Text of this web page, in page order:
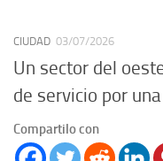
CIUDAD 03/07/2026
Un sector del
de servicio por
Compartilo con